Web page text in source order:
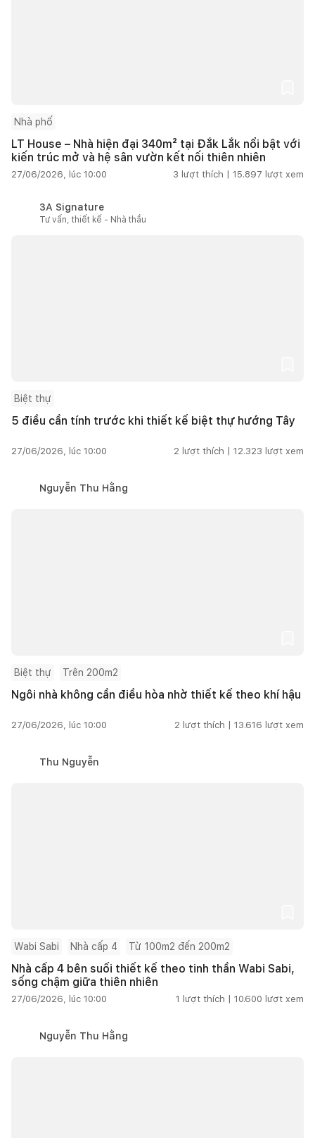
Nhà phố
LT House – Nhà hiện đại 340m² tại Đắk Lắk nổi bật với
kiến trúc mở và hệ sân vườn kết nối thiên nhiên
27/06/2026, lúc 10:00 3 lượt thích | 15.897 lượt xem
3A Signature
Tư vấn, thiết kế - Nhà thầu
Biệt thự
5 điều cần tính trước khi thiết kế biệt thự hướng Tây
27/06/2026, lúc 10:00 2 lượt thích | 12.323 lượt xem
Nguyễn Thu Hằng
Biệt thự Trên 200m2
Ngôi nhà không cần điều hòa nhờ thiết kế theo khí hậu
27/06/2026, lúc 10:00 2 lượt thích | 13.616 lượt xem
Thu Nguyễn
Wabi Sabi Nhà cấp 4 Từ 100m2 đến 200m2
Nhà cấp 4 bên suối thiết kế theo tinh thần Wabi Sabi,
sống chậm giữa thiên nhiên
27/06/2026, lúc 10:00 1 lượt thích | 10.600 lượt xem
Nguyễn Thu Hằng